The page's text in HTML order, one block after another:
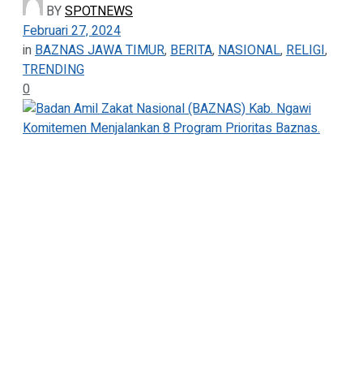
BYSPOTNEWS
Februari 27, 2024
in BAZNAS JAWA TIMUR, BERITA, NASIONAL, RELIGI,
TRENDING
0